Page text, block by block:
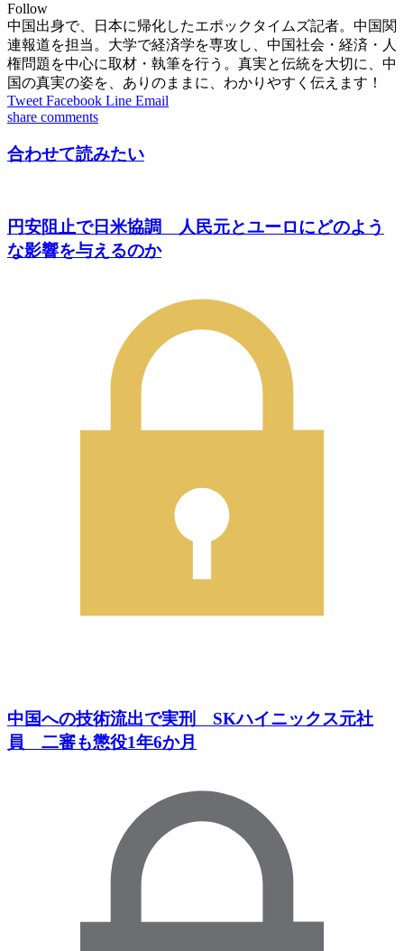
Follow
中国出身で、日本に帰化したエポックタイムズ記者。中国関
連報道を担当。大学で経済学を専攻し、中国社会・経済・人
権問題を中心に取材・執筆を行う。真実と伝統を大切に、中
国の真実の姿を、ありのままに、わかりやすく伝えます！
Tweet Facebook Line Email
share comments
合わせて読みたい
円安阻止で日米協調 人民元とユーロにどのよう
な影響を与えるのか
中国への技術流出で実刑 SKハイニックス元社
員 二審も懲役1年6か月